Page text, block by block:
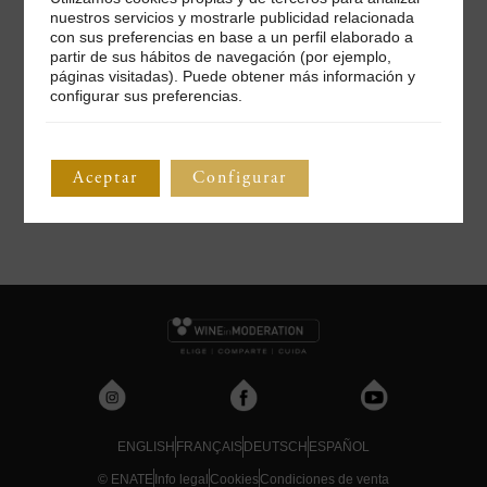
PARTICIPAR
Recuerda que realizaremos el sorteo el 22 de diciembre de
2021.
ENGLISH FRANÇAIS DEUTSCH ESPAÑOL
© ENATE Info legal CookiesCondiciones de venta
nuestros servicios y mostrarle publicidad relacionada
con sus preferencias en base a un perfil elaborado a
partir de sus hábitos de navegación (por ejemplo,
páginas visitadas). Puede obtener más información y
configurar sus preferencias.
Aceptar Configurar